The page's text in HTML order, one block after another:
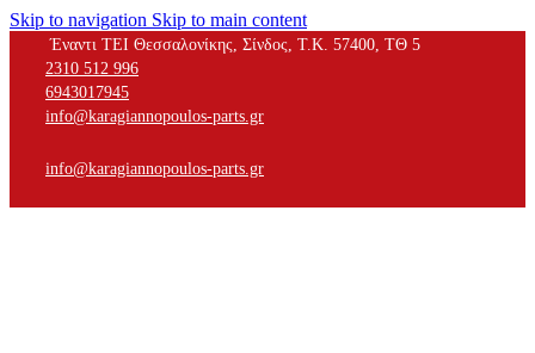
Skip to navigation Skip to main content
Έναντι ΤΕΙ Θεσσαλονίκης, Σίνδος, Τ.Κ. 57400, ΤΘ 5
2310 512 996
6943017945
info@karagiannopoulos-parts.gr
info@karagiannopoulos-parts.gr